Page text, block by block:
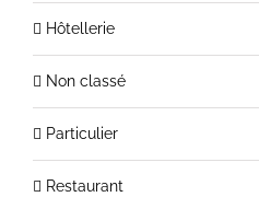
Hôtellerie
Non classé
Particulier
Restaurant